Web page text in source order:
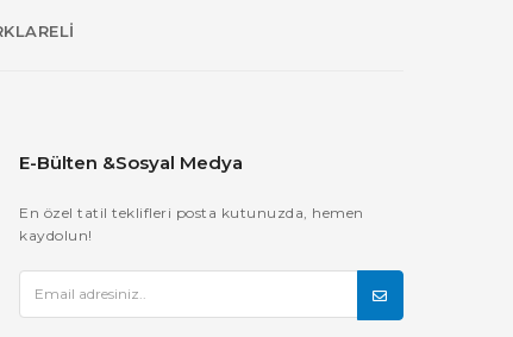
E-Bülten &Sosyal Medya
En özel tatil teklifleri posta kutunuzda, hemen
kaydolun!